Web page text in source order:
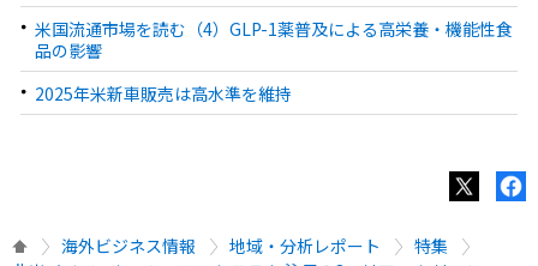
米国流通市場を読む（4）GLP-1薬普及による高栄養・機能性食
品の影響
2025年米新車販売は高水準を維持
海外ビジネス情報 地域・分析レポート
特集